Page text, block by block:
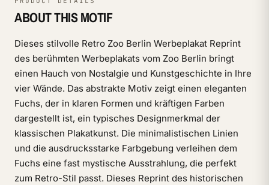
ABOUT THIS MOTIF
Dieses stilvolle Retro Zoo Berlin Werbeplakat Reprint
des berühmten Werbeplakats vom Zoo Berlin bringt
einen Hauch von Nostalgie und Kunstgeschichte in Ihre
vier Wände. Das abstrakte Motiv zeigt einen eleganten
Fuchs, der in klaren Formen und kräftigen Farben
dargestellt ist, ein typisches Designmerkmal der
klassischen Plakatkunst. Die minimalistischen Linien
und die ausdrucksstarke Farbgebung verleihen dem
Fuchs eine fast mystische Ausstrahlung, die perfekt
zum Retro-Stil passt. Dieses Reprint des historischen